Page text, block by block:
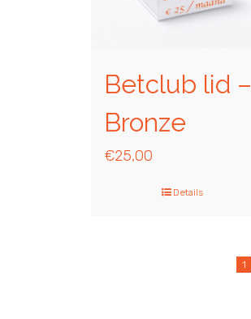
Betclub lid –
Bronze
€25,00
Details
1